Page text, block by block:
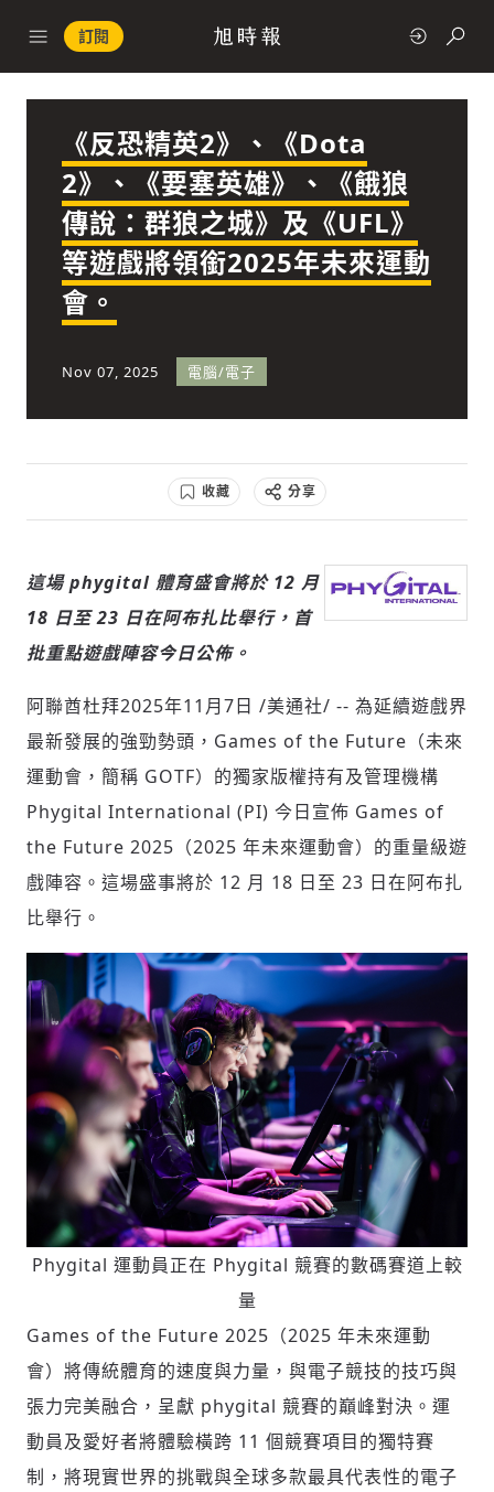
訂閱
快速連結
政治
經濟
社會
人文
《反恐精英2》、《Dota
2》、《要塞英雄》、《餓狼
傳說：群狼之城》及《UFL》
等遊戲將領銜2025年未來運動
會。
Nov 07, 2025 電腦/電子
收藏 分享
這場 phygital 體育盛會將於 12 月
18 日至 23 日在阿布扎比舉行，首
批重點遊戲陣容今日公佈。
阿聯酋杜拜2025年11月7日 /美通社/ -- 為延續遊戲界
最新發展的強勁勢頭，Games of the Future（未來
運動會，簡稱 GOTF）的獨家版權持有及管理機構
Phygital International (PI) 今日宣佈 Games of
the Future 2025（2025 年未來運動會）的重量級遊
戲陣容。這場盛事將於 12 月 18 日至 23 日在阿布扎
比舉行。
Phygital 運動員正在 Phygital 競賽的數碼賽道上較
量
Games of the Future 2025（2025 年未來運動
會）將傳統體育的速度與力量，與電子競技的技巧與
張力完美融合，呈獻 phygital 競賽的巔峰對決。運
動員及愛好者將體驗橫跨 11 個競賽項目的獨特賽
制，將現實世界的挑戰與全球多款最具代表性的電子